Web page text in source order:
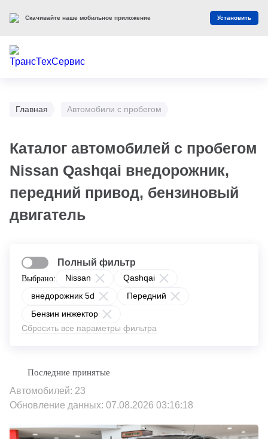
Главная Автомобили с пробегом
Каталог автомобилей с пробегом
Nissan Qashqai внедорожник,
передний привод, бензиновый
двигатель
Выбрано: Nissan
Qashqai
внедорожник 5d
Передний
Бензин инжектор
Сбросить все параметры фильтра
Полный фильтр
Автомобилей: 23
Обновление данных: 07.08.2026 03:16:18
Скачивайте наше мобильное приложение Установить